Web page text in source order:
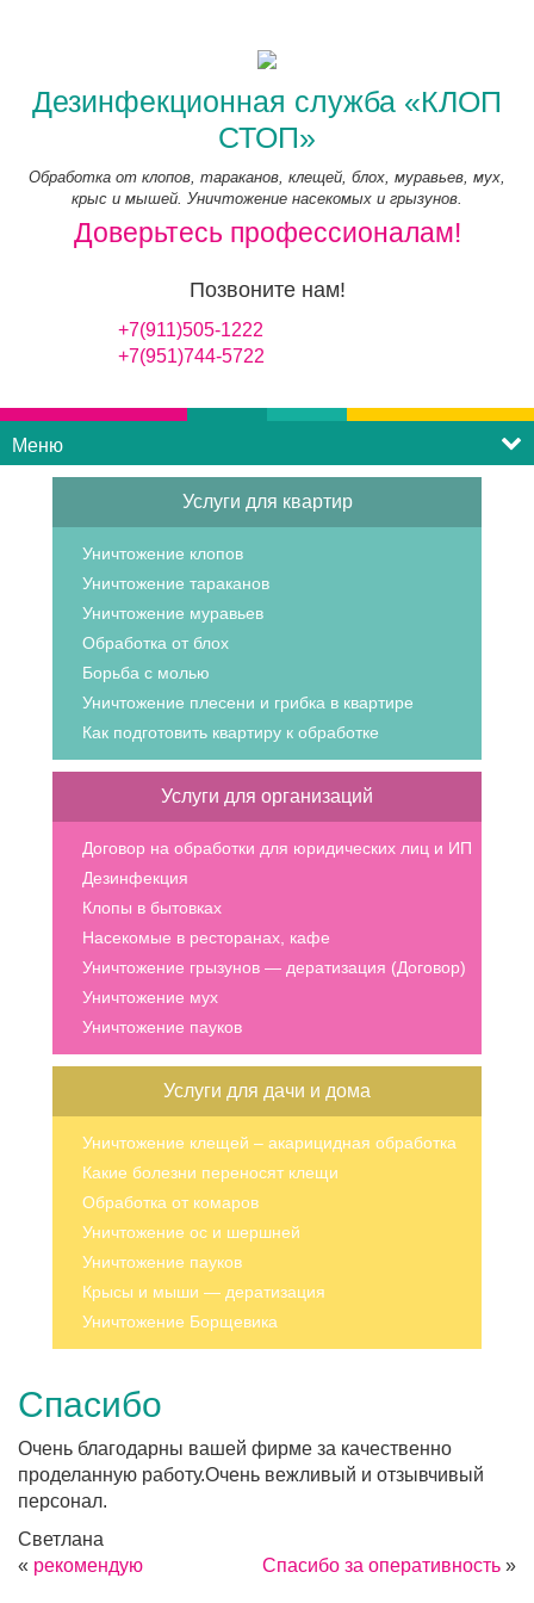
Дезинфекционная служба «КЛОП
СТОП»
Обработка от клопов, тараканов, клещей, блох, муравьев, мух,
крыс и мышей. Уничтожение насекомых и грызунов.
Доверьтесь профессионалам!
Позвоните нам!
+7(911)505-1222
+7(951)744-5722
Меню
Услуги для квартир
Уничтожение клопов
Уничтожение тараканов
Уничтожение муравьев
Обработка от блох
Борьба с молью
Уничтожение плесени и грибка в квартире
Как подготовить квартиру к обработке
Услуги для организаций
Договор на обработки для юридических лиц и ИП
Дезинфекция
Клопы в бытовках
Насекомые в ресторанах, кафе
Уничтожение грызунов — дератизация (Договор)
Уничтожение мух
Уничтожение пауков
Услуги для дачи и дома
Уничтожение клещей – акарицидная обработка
Какие болезни переносят клещи
Обработка от комаров
Уничтожение ос и шершней
Уничтожение пауков
Крысы и мыши — дератизация
Уничтожение Борщевика
Спасибо
Очень благодарны вашей фирме за качественно
проделанную работу.Очень вежливый и отзывчивый
персонал.
Светлана
« рекомендую Спасибо за оперативность »